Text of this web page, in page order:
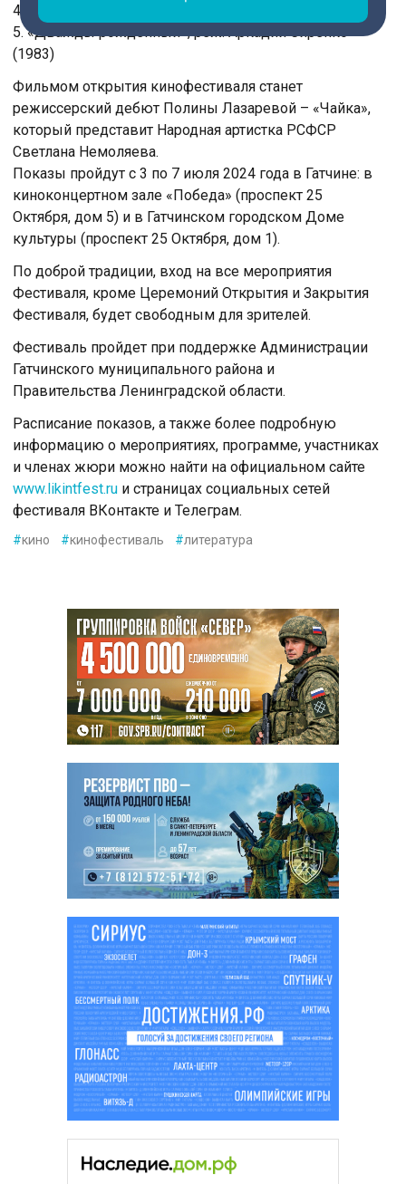
4. «Горячий снег», реж. Гавриил Егиазаров (1972)
5. «Дважды рожденный», реж. Аркадий Сиренко
(1983)
Фильмом открытия кинофестиваля станет
режиссерский дебют Полины Лазаревой – «Чайка»,
который представит Народная артистка РСФСР
Светлана Немоляева.
Показы пройдут с 3 по 7 июля 2024 года в Гатчине: в
киноконцертном зале «Победа» (проспект 25
Октября, дом 5) и в Гатчинском городском Доме
культуры (проспект 25 Октября, дом 1).
По доброй традиции, вход на все мероприятия
Фестиваля, кроме Церемоний Открытия и Закрытия
Фестиваля, будет свободным для зрителей.
Фестиваль пройдет при поддержке Администрации
Гатчинского муниципального района и
Правительства Ленинградской области.
Расписание показов, а также более подробную
информацию о мероприятиях, программе, участниках
и членах жюри можно найти на официальном сайте
www.likintfest.ru и страницах социальных сетей
фестиваля ВКонтакте и Телеграм.
#кино #кинофестиваль #литература